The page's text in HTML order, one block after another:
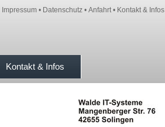
Impressum • Datenschutz • Anfahrt• Kontakt & Infos
Kontakt & Infos